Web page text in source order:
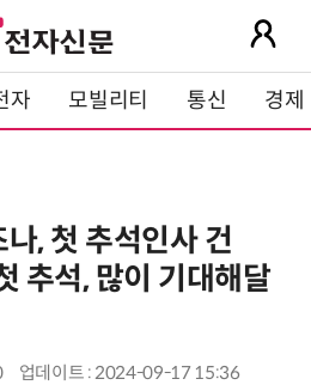
자 모빌리티 통신 경제
, 첫 추석인사 건
추석, 많이 기대해달
업데이트 : 2024-09-17 15:36